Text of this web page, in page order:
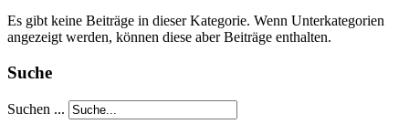
Es gibt keine Beiträge in dieser Kategorie. Wenn Unterkategorien
angezeigt werden, können diese aber Beiträge enthalten.
Suche
Suchen ...